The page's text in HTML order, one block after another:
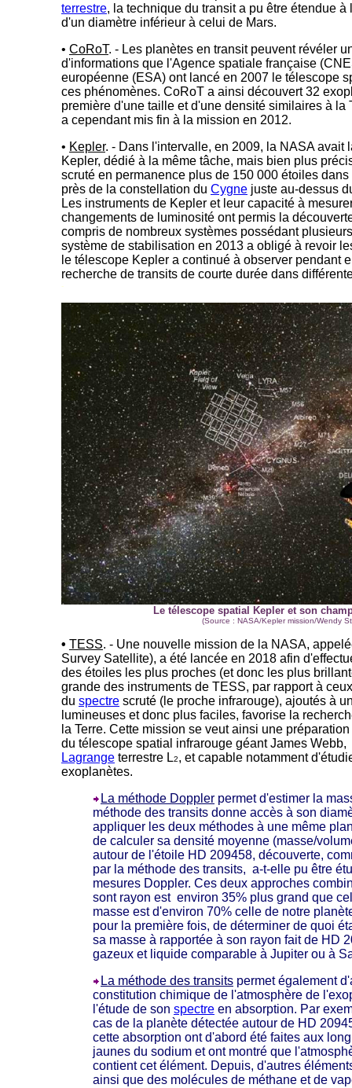
terrestre, la technique du transit a pu être étendue
d'un diamètre inférieur à celui de Mars.
• CoRoT. - Les planètes en transit peuvent révéler
d'informations que l'Agence spatiale française
européenne (ESA) ont lancé en 2007 le télescope
ces phénomènes. CoRoT a ainsi découvert 32
première d'une taille et d'une densité similaires à la
a cependant mis fin à la mission en 2012.
• Kepler. - Dans l'intervalle, en 2009, la NASA avait
Kepler, dédié à la même tâche, mais bien plus
scruté en permanence plus de 150 000 étoiles
près de la constellation du Cygne juste au-dessus
Les instruments de Kepler et leur capacité à
changements de luminosité ont permis la
compris de nombreux systèmes possédant
système de stabilisation en 2013 a obligé à revoir
le télescope Kepler a continué à observer pendant
recherche de transits de courte durée dans
-
Le télescope spatial Kepler et son
(Source : NASA/Kepler mission/Wendy
• TESS. - Une nouvelle mission de la NASA,
Survey Satellite), a été lancée en 2018 afin
des étoiles les plus proches (et donc les plus
grande des instruments de TESS, par rapport à
du spectre scruté (le proche infrarouge), ajoutés à
lumineuses et donc plus faciles, favorise la
la Terre. Cette mission se veut ainsi une
du télescope spatial infrarouge géant James
Lagrange terrestre L2, et capable notamment
exoplanètes.
La méthode Doppler permet d'estimer la
méthode des transits donne accès à son
appliquer les deux méthodes à une même
de calculer sa densité moyenne (masse/
autour de l'étoile HD 209458, découverte,
par la méthode des transits, a-t-elle pu être
mesures Doppler. Ces deux approches
sont rayon est environ 35% plus grand que
masse est d'environ 70% celle de notre
pour la première fois, de déterminer de quoi
sa masse à rapportée à son rayon fait de HD
gazeux et liquide comparable à Jupiter ou à
La méthode des transits permet également
constitution chimique de l'atmosphère de
l'étude de son spectre en absorption. Par
cas de la planète détectée autour de HD
cette absorption ont d'abord été faites aux
jaunes du sodium et ont montré que
contient cet élément. Depuis, d'autres
ainsi que des molécules de méthane et de